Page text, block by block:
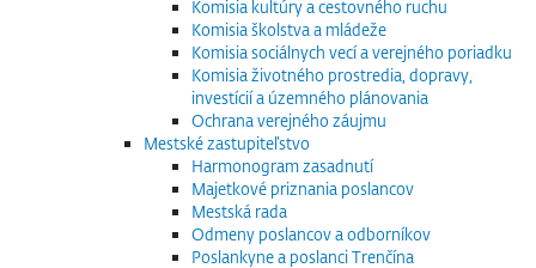
Komisia kultúry a cestovného ruchu
Komisia školstva a mládeže
Komisia sociálnych vecí a verejného poriadku
Komisia životného prostredia, dopravy,
investícií a územného plánovania
Ochrana verejného záujmu
Mestské zastupiteľstvo
Harmonogram zasadnutí
Majetkové priznania poslancov
Mestská rada
Odmeny poslancov a odborníkov
Poslankyne a poslanci Trenčína